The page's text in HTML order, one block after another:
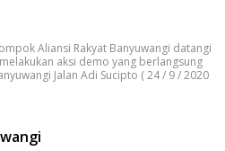
Aliansi Rakyat Banyuwangi datangi
aksi demo yang berlangsung
Jalan Adi Sucipto ( 24 / 9 / 2020